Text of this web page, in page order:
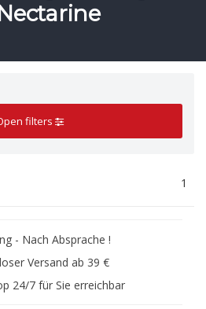
filters
1
- Nach Absprache !
Versand ab 39 €
24/7 für Sie erreichbar